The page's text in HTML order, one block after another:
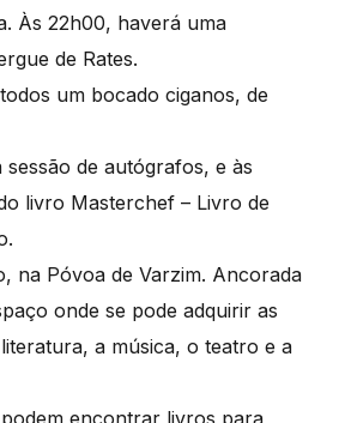
Às 22h00, haverá uma
de Rates.
um bocado ciganos, de
de autógrafos, e às
livro Masterchef – Livro de
na Póvoa de Varzim. Ancorada
onde se pode adquirir as
a música, o teatro e a
encontrar livros para